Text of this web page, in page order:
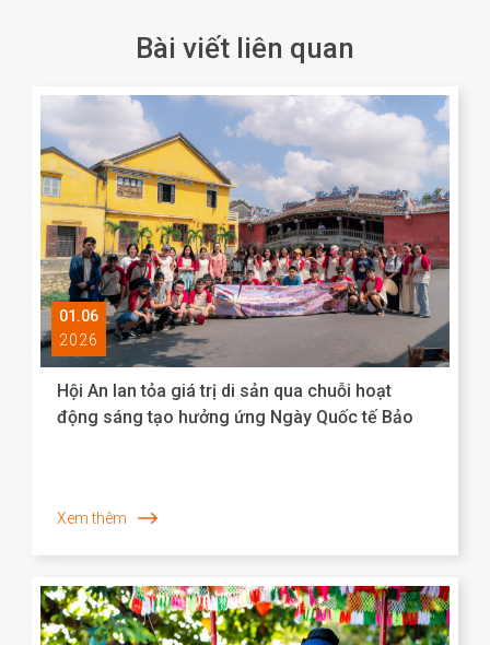
Bài viết liên quan
01.06
2026
Hội An lan tỏa giá trị di sản qua chuỗi hoạt
động sáng tạo hưởng ứng Ngày Quốc tế Bảo
Xem thêm